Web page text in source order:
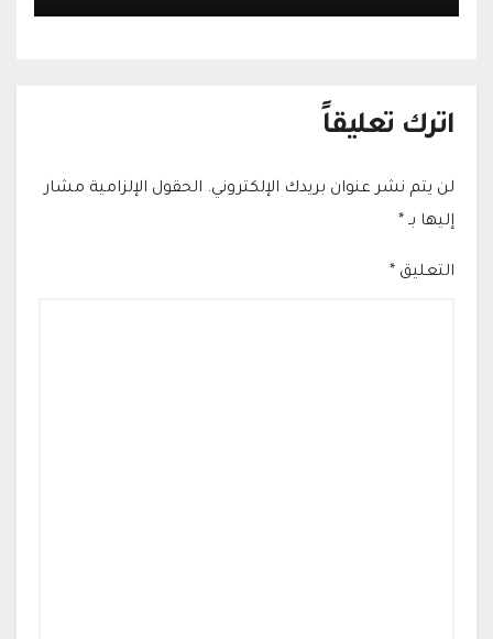
اترك تعليقاً
لن يتم نشر عنوان بريدك الإلكتروني. الحقول الإلزامية مشار
إليها بـ *
التعليق *